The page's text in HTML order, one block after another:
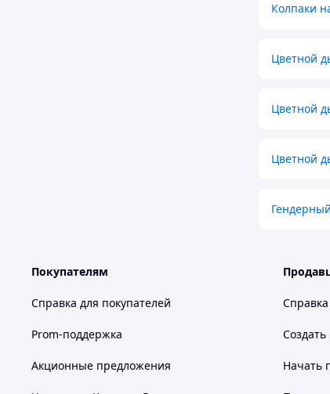
Колпаки
Цветной
Цветной
Цветной
Покупателям
Справка для покупателей
Prom-поддержка
Акционные предложения Начать